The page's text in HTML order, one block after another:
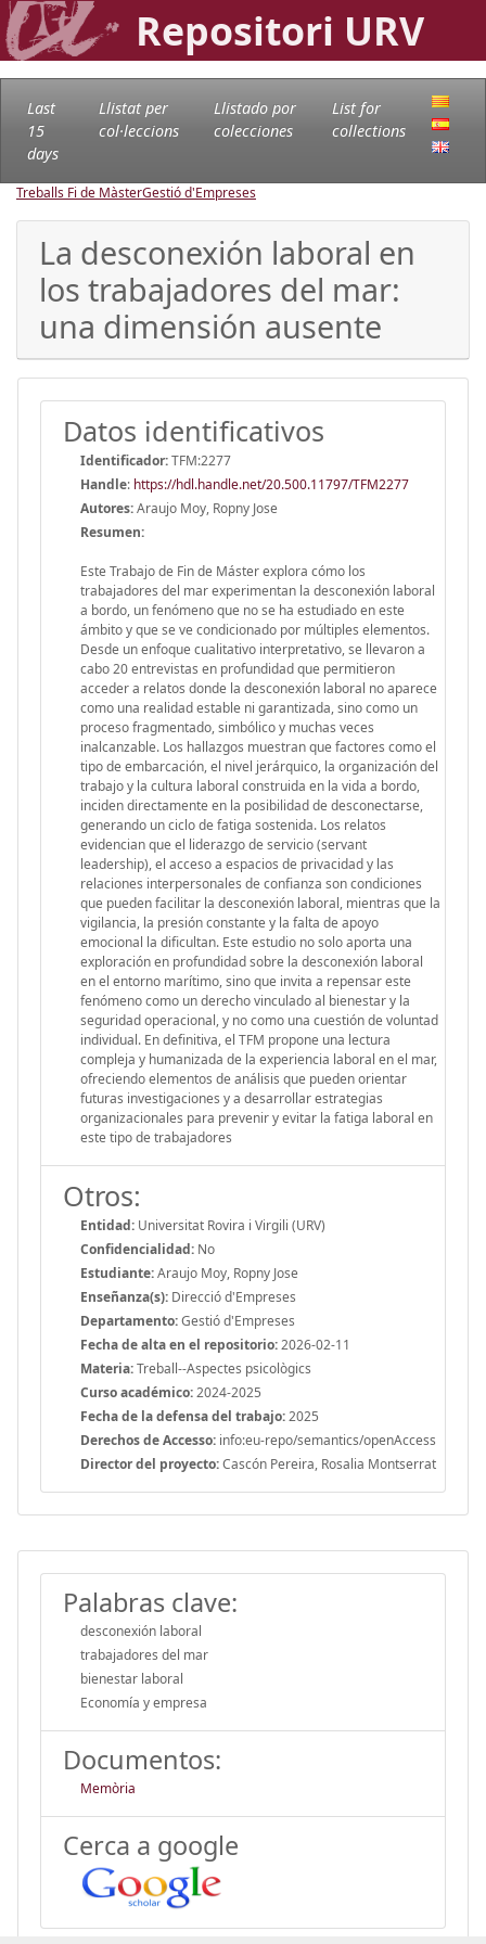
Repositori URV
Last
15
days
Llistat per
col·leccions
Llistado por
colecciones
List for
collections
Treballs Fi de MàsterGestió d'Empreses
La desconexión laboral en
los trabajadores del mar:
una dimensión ausente
Datos identificativos
Identificador:TFM:2277
Handle: https://hdl.handle.net/20.500.11797/TFM2277
Autores:Araujo Moy, Ropny Jose
Resumen:
Este Trabajo de Fin de Máster explora cómo los
trabajadores del mar experimentan la desconexión laboral
a bordo, un fenómeno que no se ha estudiado en este
ámbito y que se ve condicionado por múltiples elementos.
Desde un enfoque cualitativo interpretativo, se llevaron a
cabo 20 entrevistas en profundidad que permitieron
acceder a relatos donde la desconexión laboral no aparece
como una realidad estable ni garantizada, sino como un
proceso fragmentado, simbólico y muchas veces
inalcanzable. Los hallazgos muestran que factores como el
tipo de embarcación, el nivel jerárquico, la organización del
trabajo y la cultura laboral construida en la vida a bordo,
inciden directamente en la posibilidad de desconectarse,
generando un ciclo de fatiga sostenida. Los relatos
evidencian que el liderazgo de servicio (servant
leadership), el acceso a espacios de privacidad y las
relaciones interpersonales de confianza son condiciones
que pueden facilitar la desconexión laboral, mientras que la
vigilancia, la presión constante y la falta de apoyo
emocional la dificultan. Este estudio no solo aporta una
exploración en profundidad sobre la desconexión laboral
en el entorno marítimo, sino que invita a repensar este
fenómeno como un derecho vinculado al bienestar y la
seguridad operacional, y no como una cuestión de voluntad
individual. En definitiva, el TFM propone una lectura
compleja y humanizada de la experiencia laboral en el mar,
ofreciendo elementos de análisis que pueden orientar
futuras investigaciones y a desarrollar estrategias
organizacionales para prevenir y evitar la fatiga laboral en
este tipo de trabajadores
Otros:
Entidad: Universitat Rovira i Virgili (URV)
Confidencialidad: No
Estudiante:Araujo Moy, Ropny Jose
Enseñanza(s): Direcció d'Empreses
Departamento:Gestió d'Empreses
Fecha de alta en el repositorio:2026-02-11
Materia:Treball--Aspectes psicològics
Curso académico:2024-2025
Fecha de la defensa del trabajo:2025
Derechos de Accesso: info:eu-repo/semantics/openAccess
Director del proyecto:Cascón Pereira, Rosalia Montserrat
Palabras clave:
desconexión laboral
trabajadores del mar
bienestar laboral
Economía y empresa
Documentos:
Memòria
Cerca a google